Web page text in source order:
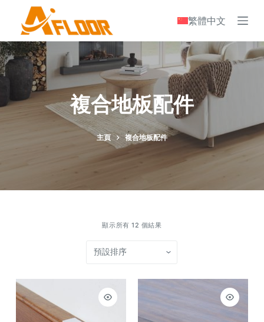
i
p
c
繁體中文
複合地板配件
主頁 複合地板配件
顯示所有 12 個結果